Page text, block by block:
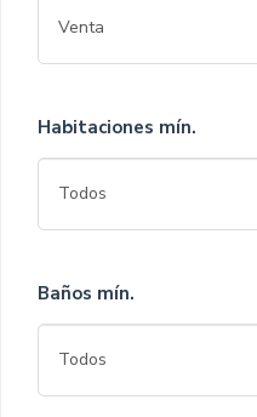
Habitaciones mín.
Baños mín.